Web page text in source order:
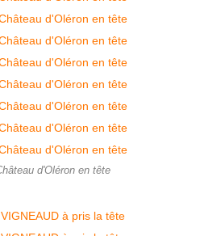
d'Oléron en tête